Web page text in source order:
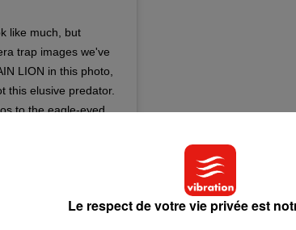
like much, but
trap images we've
LION in this photo,
this elusive predator.
to the eagle-eyed
of photos! Image
(via Facebook) .
#bigcatsofinsta
#cameratrapsLe respect de votre vie privée est